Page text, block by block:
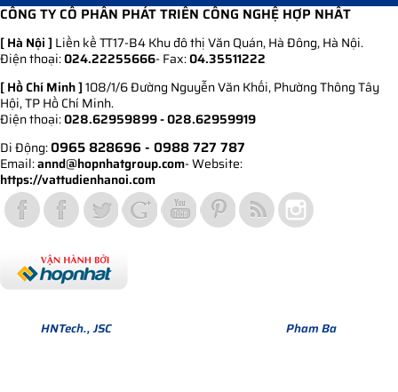
CÔNG TY CỔ PHẦN PHÁT TRIỂN CÔNG NGHỆ HỢP NHẤT
[ Hà Nội ] Liền kề TT17-B4 Khu đô thị Văn Quán, Hà Đông, Hà Nội.
Điện thoại:024.22255666- Fax:04.35511222
[ Hồ Chí Minh ]108/1/6 Đường Nguyễn Văn Khối, Phường Thông Tây
Hội, TP Hồ Chí Minh.
Điện thoại:028.62959899 - 028.62959919
Di Động:0965 828696 - 0988 727 787
Email:annd@hopnhatgroup.com- Website:
https://vattudienhanoi.com
HNTech., JSC Pham Ba